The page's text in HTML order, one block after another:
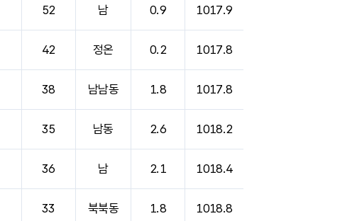
52 남 0.9 1017.9
42 정온 0.2 1017.8
38 남남동 1.8 1017.8
35 남동 2.6 1018.2
36 남 2.1 1018.4
33 북북동 1.8 1018.8